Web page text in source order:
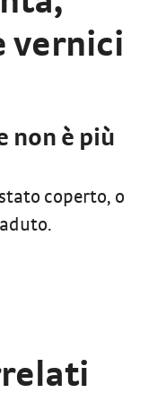
vernici
non è più
coperto, o